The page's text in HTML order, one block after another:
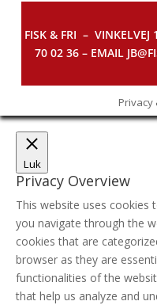
FISK & FRI –
70 02 36 – EMAIL
Privacy
Luk
Privacy Overview
This website uses cookies
you navigate through the
cookies that are
browser as they are
functionalities of the
that help us analyze and